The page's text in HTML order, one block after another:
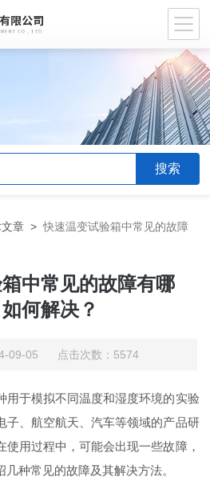
章 >快速温变试验箱中常见的故障
中常见的故障有哪
何解决？
09-05 点击次数：5574
于模拟不同温度和湿度环境的实验
子、航空航天、汽车等领域的产品研
使用过程中，可能会出现一些故障，
种常见的故障及其解决方法。